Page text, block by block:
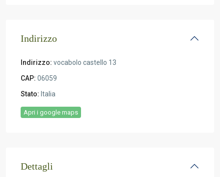
Indirizzo
Indirizzo: vocabolo castello 13
CAP: 06059
Stato: Italia
Apri i google maps
Dettagli